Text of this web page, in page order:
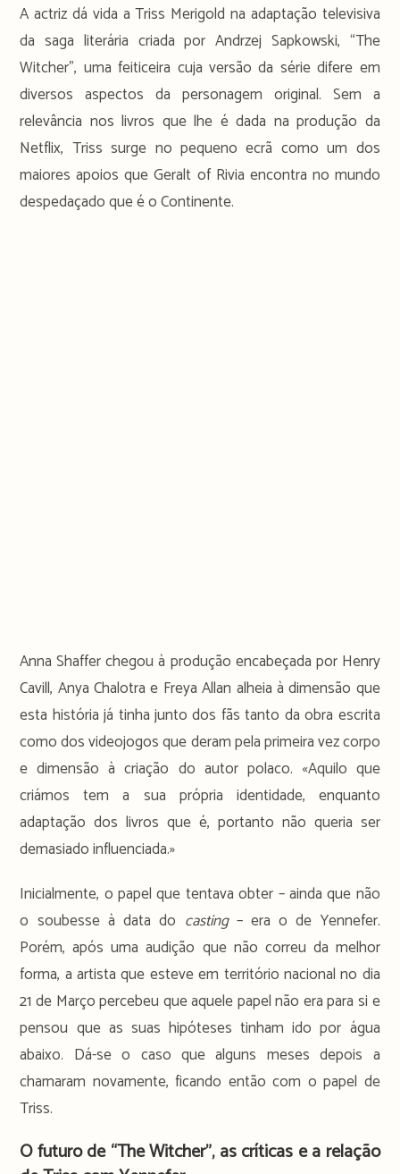
A actriz dá vida a Triss Merigold na adaptação televisiva
da saga literária criada por Andrzej Sapkowski, “The
Witcher”, uma feiticeira cuja versão da série difere em
diversos aspectos da personagem original. Sem a
relevância nos livros que lhe é dada na produção da
Netflix, Triss surge no pequeno ecrã como um dos
maiores apoios que Geralt of Rivia encontra no mundo
despedaçado que é o Continente.
Anna Shaffer chegou à produção encabeçada por Henry
Cavill, Anya Chalotra e Freya Allan alheia à dimensão que
esta história já tinha junto dos fãs tanto da obra escrita
como dos videojogos que deram pela primeira vez corpo
e dimensão à criação do autor polaco. «Aquilo que
criámos tem a sua própria identidade, enquanto
adaptação dos livros que é, portanto não queria ser
demasiado influenciada.»
Inicialmente, o papel que tentava obter – ainda que não
o soubesse à data do casting– era o de Yennefer.
Porém, após uma audição que não correu da melhor
forma, a artista que esteve em território nacional no dia
21 de Março percebeu que aquele papel não era para si e
pensou que as suas hipóteses tinham ido por água
abaixo. Dá-se o caso que alguns meses depois a
chamaram novamente, ficando então com o papel de
Triss.
O futuro de “The Witcher”, as críticas e a relação